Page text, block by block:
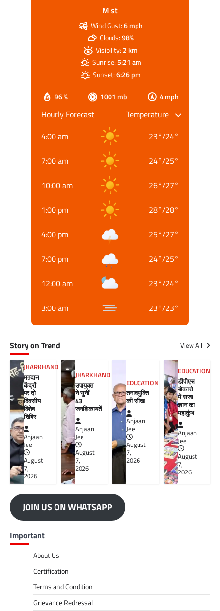
Mist
96 % 1001 mb 4 mph
Wind Gust:6 mph
Clouds:98%
Visibility:2 km
Sunrise:5:21 am
Sunset:6:26 pm
Hourly Forecast
4:00 am
23°/24°
7:00 am 24°/25°
10:00 am 26°/27°
1:00 pm 28°/28°
4:00 pm 25°/27°
7:00 pm 24°/25°
12:00 am 23°/24°
3:00 am 23°/23°
Story on Trend View All
JHARKHAND
मतदान
केंद्रों
पर दो
दिवसीय
विशेष
शिविर
Anjaan
Jee
August
7,
2026
JHARKHAND
उपायुक्त
ने सुनीं
43
जनशिकायतें
Anjaan
Jee
August
7,
2026
EDUCATION
तनावमुक्ति
की सीख
Anjaan
Jee
August
7,
2026
EDUCATION
डीपीएस
बोकारो
में सजा
ज्ञान का
महाकुंभ
Anjaan
Jee
August
7,
2026
JOIN US ON WHATSAPP
Important
About Us
Certification
Terms and Condition
Grievance Redressal